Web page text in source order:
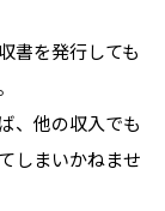
書を発行しても
、他の収入でも
しまいかねませ